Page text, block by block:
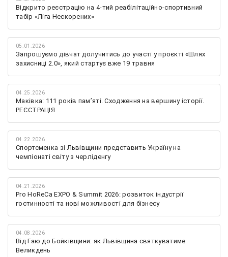
Відкрито реєстрацію на 4-тий реабілітаційно-спортивний
табір «Ліга Нескорених»
05.01.2026
Запрошуємо дівчат долучитись до участі у проєкті «Шлях
захисниці 2.0», який стартує вже 19 травня
04.25.2026
Маківка: 111 років пам’яті. Сходження на вершину історії.
РЕЄСТРАЦІЯ
04.22.2026
Спортсменка зі Львівщини представить Україну на
чемпіонаті світу з черліденгу
04.21.2026
Pro HoReCa EXPO & Summit 2026: розвиток індустрії
гостинності та нові можливості для бізнесу
04.08.2026
Від Гаю до Бойківщини: як Львівщина святкуватиме
Великдень